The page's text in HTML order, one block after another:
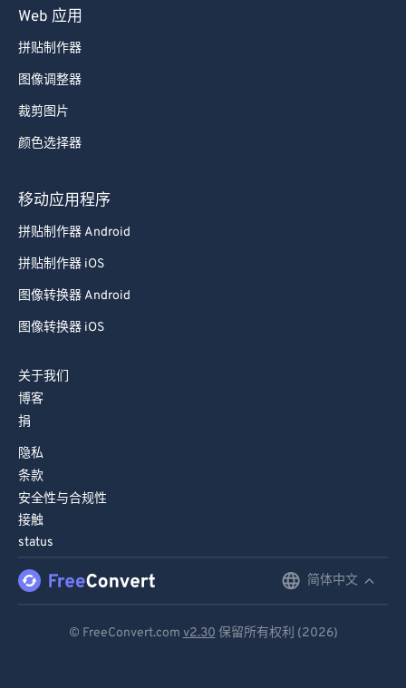
Web 应用
拼贴制作器
图像调整器
裁剪图片
颜色选择器
移动应用程序
拼贴制作器 Android
拼贴制作器 iOS
图像转换器 Android
图像转换器 iOS
关于我们
博客
捐
隐私
条款
安全性与合规性
接触
status
简体中文
© FreeConvert.com v2.30 保留所有权利 (2026)